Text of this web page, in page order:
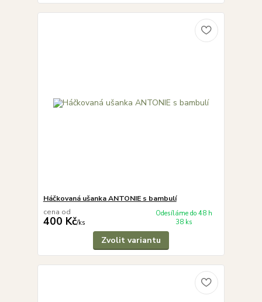
Háčkovaná ušanka ANTONIE s bambulí
cena od
400 Kč/ks
Odesíláme do 48 h
38 ks
Zvolit variantu